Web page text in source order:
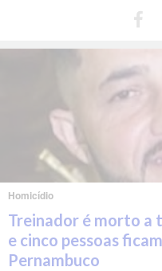
Homicídio
Treinador é morto a
e cinco pessoas
Pernambuco